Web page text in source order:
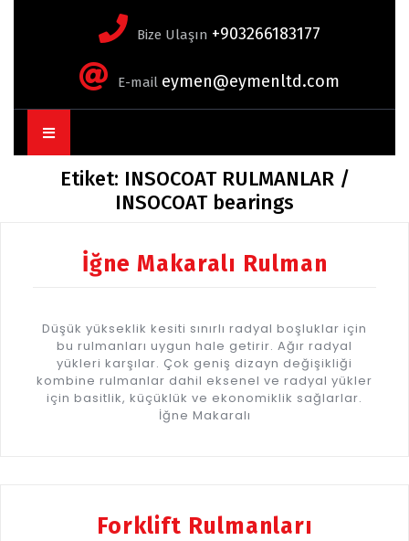
Bize Ulaşın +903266183177
E-mail eymen@eymenltd.com
Button
Etiket: INSOCOAT RULMANLAR /
INSOCOAT bearings
İğne Makaralı Rulman
Düşük yükseklik kesiti sınırlı radyal boşluklar için
bu rulmanları uygun hale getirir. Ağır radyal
yükleri karşılar. Çok geniş dizayn değişikliği
kombine rulmanlar dahil eksenel ve radyal yükler
için basitlik, küçüklük ve ekonomiklik sağlarlar.
İğne Makaralı
Forklift Rulmanları